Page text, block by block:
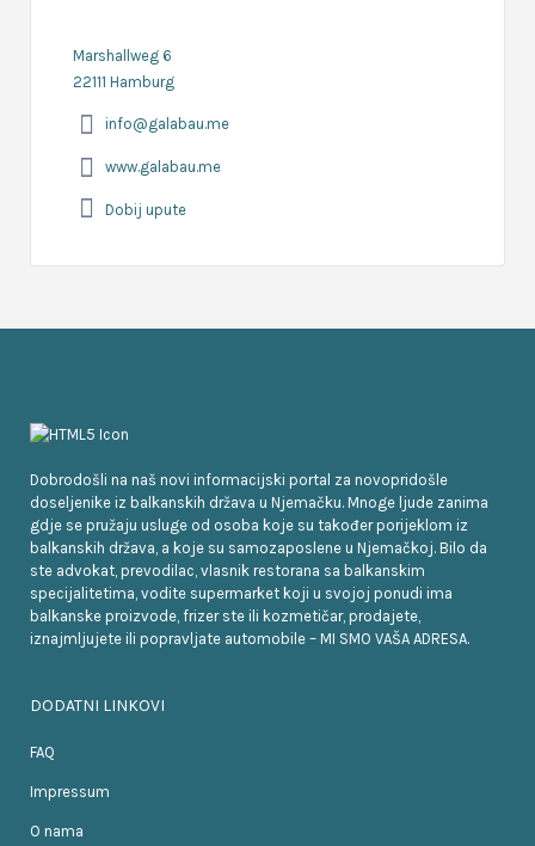
Marshallweg 6
22111 Hamburg
info@galabau.me
www.galabau.me
Dobij upute
Dobrodošli na naš novi informacijski portal za novopridošle
doseljenike iz balkanskih država u Njemačku. Mnoge ljude zanima
gdje se pružaju usluge od osoba koje su također porijeklom iz
balkanskih država, a koje su samozaposlene u Njemačkoj. Bilo da
ste advokat, prevodilac, vlasnik restorana sa balkanskim
specijalitetima, vodite supermarket koji u svojoj ponudi ima
balkanske proizvode, frizer ste ili kozmetičar, prodajete,
iznajmljujete ili popravljate automobile – MI SMO VAŠA ADRESA.
DODATNI LINKOVI
FAQ
Impressum
O nama